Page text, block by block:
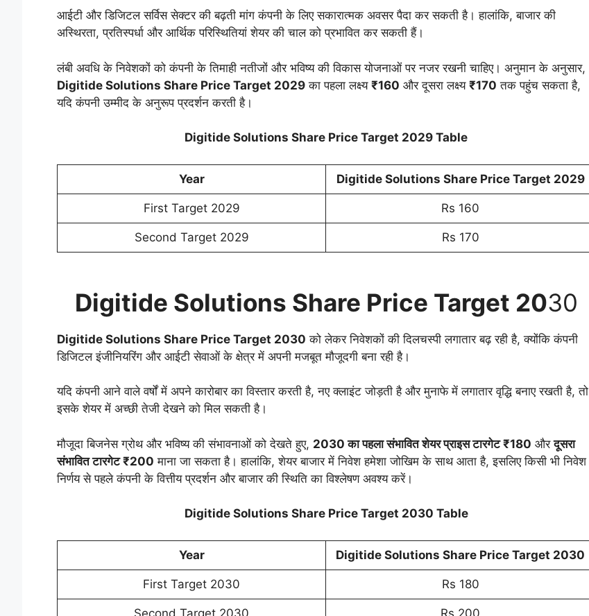
आईटी और डिजिटल सर्विस सेक्टर की बढ़ती मांग कंपनी के लिए सकारात्मक अवसर पैदा कर सकती है। हालांकि, बाजार की
अस्थिरता, प्रतिस्पर्धा और आर्थिक परिस्थितियां शेयर की चाल को प्रभावित कर सकती हैं।
लंबी अवधि के निवेशकों को कंपनी के तिमाही नतीजों और भविष्य की विकास योजनाओं पर नजर रखनी चाहिए। अनुमान के अनुसार,
Digitide Solutions Share Price Target 2029 का पहला लक्ष्य ₹160 और दूसरा लक्ष्य ₹170 तक पहुंच सकता है,
यदि कंपनी उम्मीद के अनुरूप प्रदर्शन करती है।
Digitide Solutions Share Price Target 2029 Table
Year Digitide Solutions Share Price Target 2029
First Target 2029 Rs 160
Second Target 2029 Rs 170
Digitide Solutions Share Price Target 2030
Digitide Solutions Share Price Target 2030 को लेकर निवेशकों की दिलचस्पी लगातार बढ़ रही है, क्योंकि कंपनी
डिजिटल इंजीनियरिंग और आईटी सेवाओं के क्षेत्र में अपनी मजबूत मौजूदगी बना रही है।
यदि कंपनी आने वाले वर्षों में अपने कारोबार का विस्तार करती है, नए क्लाइंट जोड़ती है और मुनाफे में लगातार वृद्धि बनाए रखती है, तो
इसके शेयर में अच्छी तेजी देखने को मिल सकती है।
मौजूदा बिजनेस ग्रोथ और भविष्य की संभावनाओं को देखते हुए, 2030 का पहला संभावित शेयर प्राइस टारगेट ₹180 औरदूसरा
संभावित टारगेट ₹200 माना जा सकता है। हालांकि, शेयर बाजार में निवेश हमेशा जोखिम के साथ आता है, इसलिए किसी भी निवेश
निर्णय से पहले कंपनी के वित्तीय प्रदर्शन और बाजार की स्थिति का विश्लेषण अवश्य करें।
Digitide Solutions Share Price Target 2030 Table
Year Digitide Solutions Share Price Target 2030
First Target 2030 Rs 180
Second Target 2030 Rs 200